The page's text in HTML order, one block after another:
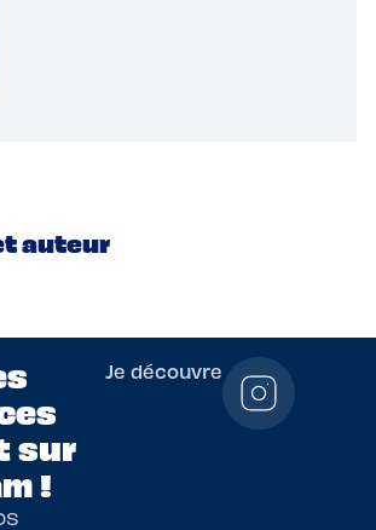
auteur
sur
!
Je découvre